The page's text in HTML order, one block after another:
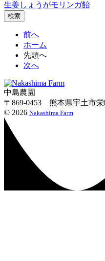
生姜しょうがモリンガ飴
検索
前へ
ホーム
先頭へ
次へ
中島農園
〒869-0453 熊本県宇土市栄
© 2026 Nakashima Farm